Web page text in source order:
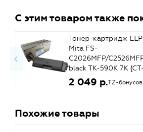
С этим товаром также
Тонер-картридж
Mita FS-
C2026MFP/
black TK-590K 7K
2 049 р.TZ-
Похожие товары